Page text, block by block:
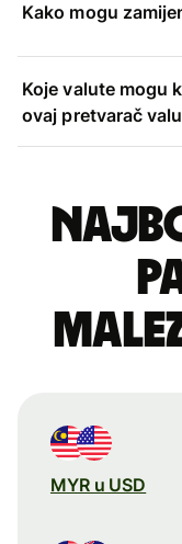
Kako mogu
Koje valute mogu
ovaj pretvarač
MYR u USD